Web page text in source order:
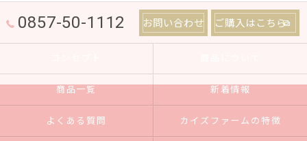
0857-50-1112 お問い合わせ ご購入はこちら
商品一覧 新着情報
よくある質問 カイズファームの特徴